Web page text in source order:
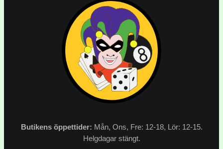
Butikens öppettider: Mån, Ons, Fre: 12-18, Lör: 12-15.
Helgdagar stängt.